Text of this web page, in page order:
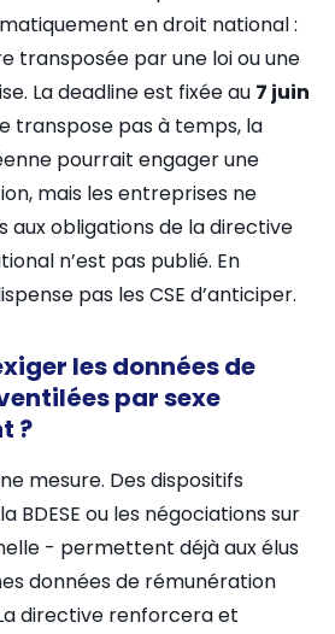
en droit national :
transposée par une loi ou une
La deadline est fixée au 7 juin
transpose pas à temps, la
pourrait engager une
mais les entreprises ne
aux obligations de la directive
n’est pas publié. En
pas les CSE d’anticiper.
les données de
par sexe
?
mesure. Des dispositifs
BDESE ou les négociations sur
- permettent déjà aux élus
données de rémunération
directive renforcera et